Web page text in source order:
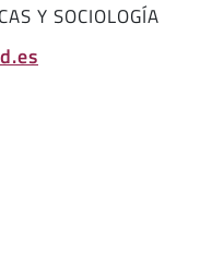
Y SOCIOLOGÍA